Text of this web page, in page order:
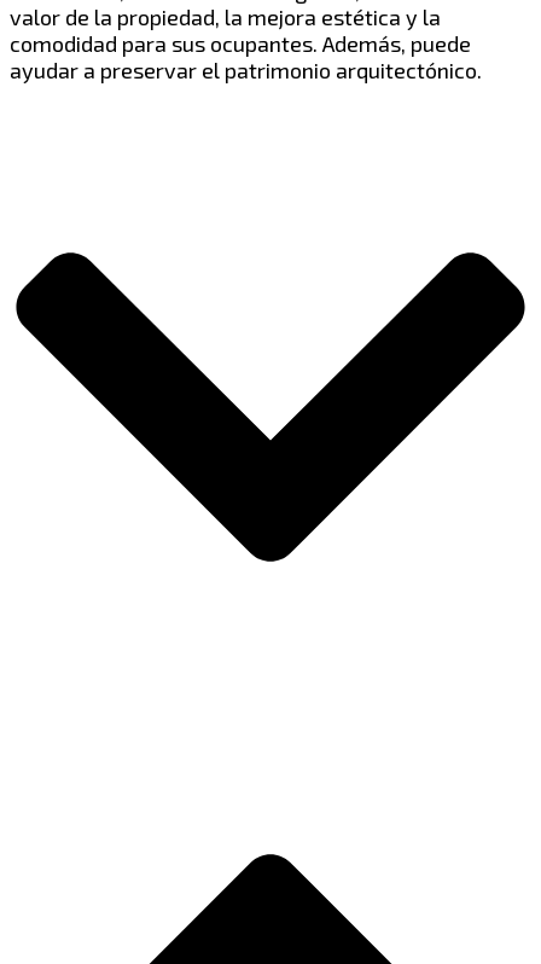
valor de la propiedad, la mejora estética y la
comodidad para sus ocupantes. Además, puede
ayudar a preservar el patrimonio arquitectónico.